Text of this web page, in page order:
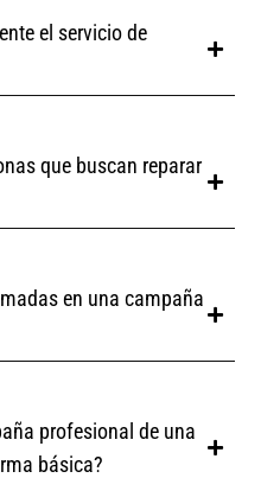
el servicio de
que buscan reparar
en una campaña
profesional de una
básica?